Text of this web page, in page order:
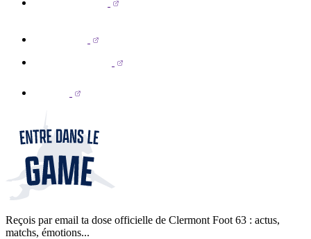
Reçois par email ta dose officielle de Clermont Foot 63 : actus,
matchs, émotions...